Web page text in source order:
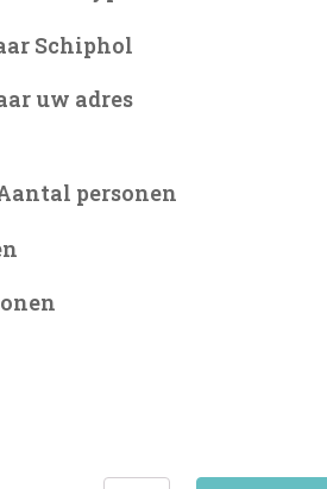
Schiphol
uw adres
personen